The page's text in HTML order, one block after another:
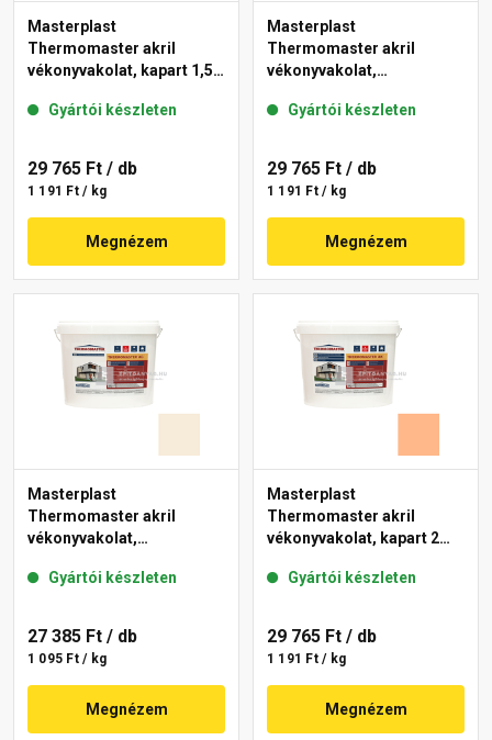
Masterplast
Thermomaster akril
vékonyvakolat, kapart 1,5
Gyártói készleten
29 765 Ft / db
1 191 Ft / kg
Megnézem
Masterplast
Thermomaster akril
vékonyvakolat,
10-D 25 kg
Gyártói készleten
29 765 Ft / db
1 191 Ft / kg
Megnézem
Masterplast
Thermomaster akril
vékonyvakolat,
48-F 25 kg
Gyártói készleten
27 385 Ft / db
1 095 Ft / kg
Megnézem
Masterplast
Thermomaster akril
vékonyvakolat, kapart 2
Gyártói készleten
29 765 Ft / db
1 191 Ft / kg
Megnézem